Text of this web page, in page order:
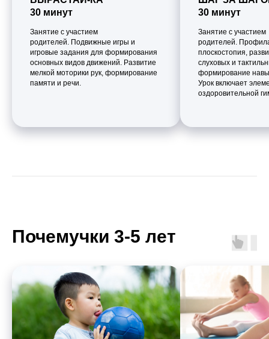
30 минут
Занятие с участием
родителей. Подвижные игры и
игровые задания для формирования
основных видов движений. Развитие
мелкой моторики рук, формирование
памяти и речи.
30 минут
Занятие с участием
родителей.
плоскостопия,
слуховых и
формирование
Урок включает
оздоровительной
Почемучки 3-5 лет